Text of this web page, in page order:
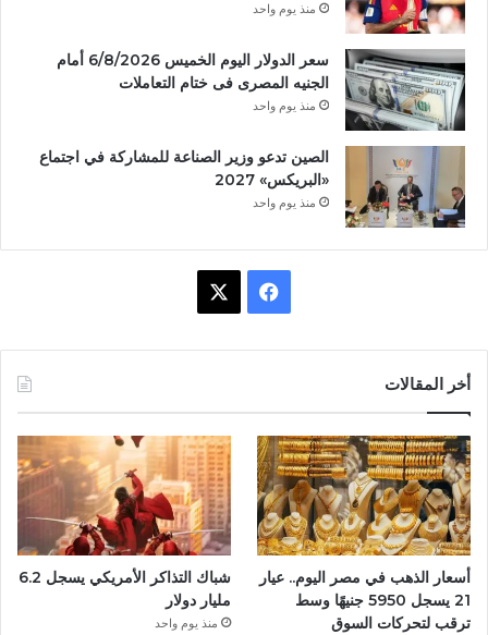
منذ يوم واحد
سعر الدولار اليوم الخميس 6/8/2026 أمام
الجنيه المصرى فى ختام التعاملات
منذ يوم واحد
الصين تدعو وزير الصناعة للمشاركة في اجتماع
«البريكس» 2027
منذ يوم واحد
و
ك
أخر المقالات
أسعار الذهب في مصر اليوم.. عيار
21 يسجل 5950 جنيهًا وسط
ترقب لتحركات السوق
شباك التذاكر الأمريكي يسجل 6.2
مليار دولار
منذ يوم واحد